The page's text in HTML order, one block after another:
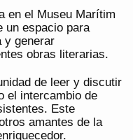
en el Museu Marítim
un espacio para
y generar
obras literarias.
de leer y discutir
el intercambio de
Este
amantes de la